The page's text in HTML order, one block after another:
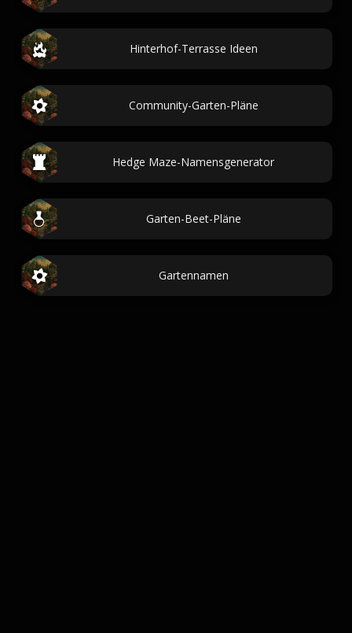
Hinterhof-Terrasse Ideen
Community-Garten-Pläne
Hedge Maze-Namensgenerator
Garten-Beet-Pläne
Gartennamen